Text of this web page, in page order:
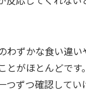
わずかな食い違
とがほとんどです
つずつ確認して